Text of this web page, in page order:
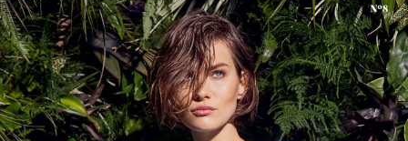
Suchen
Datenschutzerklärung anzeigen
Publikation melden